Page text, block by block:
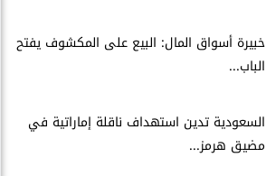
خبيرة أسواق المال: البيع على المكشوف يفتح
الباب...
السعودية تدين استهداف ناقلة إماراتية في
مضيق هرمز...